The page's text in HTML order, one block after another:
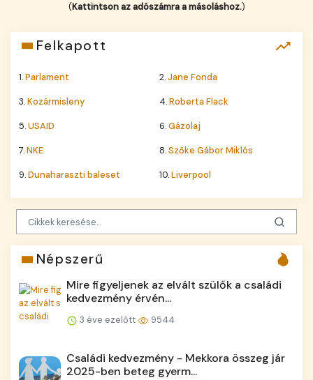
(Kattintson az adószámra a másoláshoz.)
Felkapott
1.Parlament 2.Jane Fonda
3.Kozármisleny 4.Roberta Flack
5.USAID 6.Gázolaj
7.NKE 8.Szőke Gábor Miklós
9.Dunaharaszti baleset 10.Liverpool
Népszerű
Mire figyeljenek az elvált szülők a családi
kedvezmény érvén...
3 éve ezelőtt 9544
Családi kedvezmény - Mekkora összeg jár
2025-ben beteg gyerm...